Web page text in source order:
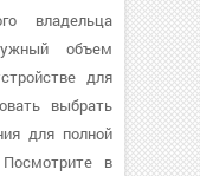
владельца
объем
для
выбрать
для полной
Посмотрите в